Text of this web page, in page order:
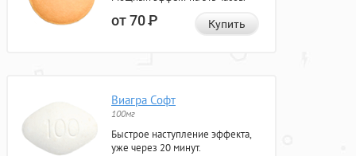
от 70Р Купить
Виагра Софт
100мг
Быстрое наступление эффекта,
уже через 20 минут.